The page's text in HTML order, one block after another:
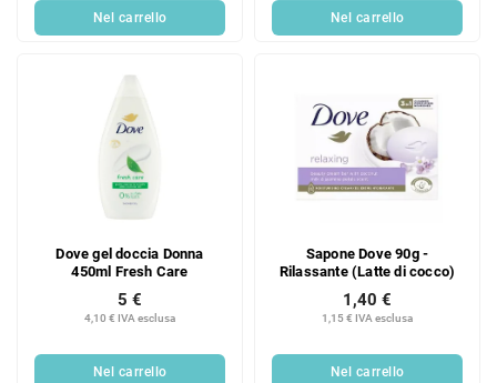
Nel carrello Nel carrello
Dove gel doccia Donna
450ml Fresh Care
4,10 € IVA esclusa
5 €
Nel carrello
Sapone Dove 90g -
Rilassante (Latte di cocco)
1,15 € IVA esclusa
1,40 €
Nel carrello